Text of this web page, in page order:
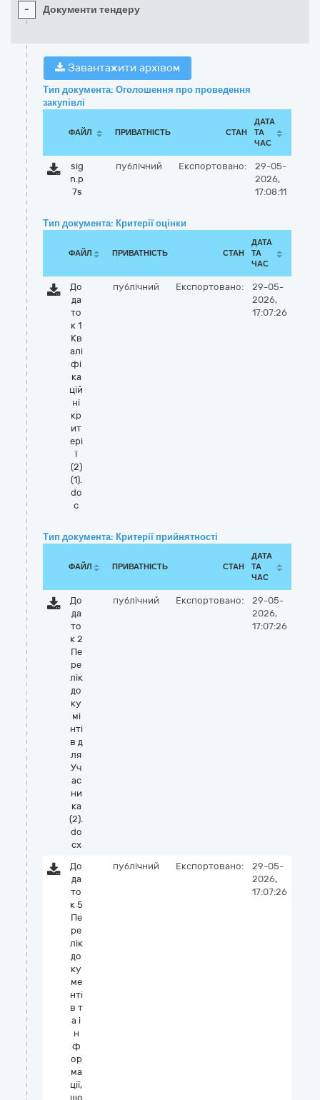
- Документи тендеру
Завантажити архівом
Тип документа: Оголошення про проведення
закупівлі
ФАЙЛ ПРИВАТНІСТЬ СТАН
ДАТА
ТА
ЧАС
sig
n.p
7s
публічний Експортовано:
29-05-
2026,
17:08:11
Тип документа: Критерії оцінки
ФАЙЛ ПРИВАТНІСТЬ СТАН
ДАТА
ТА
ЧАС
До
да
то
к 1
Кв
алі
фі
ка
цій
ні
кр
ит
ері
ї
(2)
(1).
do
c
публічний Експортовано:
29-05-
2026,
17:07:26
Тип документа: Критерії прийнятності
ФАЙЛ ПРИВАТНІСТЬ СТАН
ДАТА
ТА
ЧАС
До
да
то
к 2
Пе
ре
лік
до
ку
мі
нті
в д
ля
Уч
ас
ни
ка
(2).
do
cx
публічний Експортовано:
29-05-
2026,
17:07:26
До
да
то
к 5
Пе
ре
лік
до
ку
ме
нті
в т
а і
н
ф
ор
ма
ції,
що
публічний Експортовано:
29-05-
2026,
17:07:26